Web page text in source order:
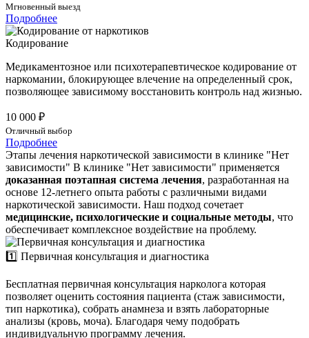
Мгновенный выезд
Подробнее
Кодирование
Медикаментозное или психотерапевтическое кодирование от
наркомании, блокирующее влечение на определенный срок,
позволяющее зависимому восстановить контроль над жизнью.
10 000 ₽
Отличный выбор
Подробнее
Этапы лечения наркотической зависимости в клинике "Нет
зависимости" В клинике "Нет зависимости" применяется
доказанная поэтапная система лечения, разработанная на
основе 12-летнего опыта работы с различными видами
наркотической зависимости. Наш подход сочетает
медицинские, психологические и социальные методы, что
обеспечивает комплексное воздействие на проблему.
1️⃣ Первичная консультация и диагностика
Бесплатная первичная консультация нарколога которая
позволяет оценить состояния пациента (стаж зависимости,
тип наркотика), собрать анамнеза и взять лабораторные
анализы (кровь, моча). Благодаря чему подобрать
индивидуальную программу лечения.